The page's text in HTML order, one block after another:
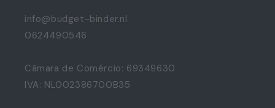
info@budget-binder.nl
0624490546
Câmara de Comércio: 69349630
IVA: NL002386700B35